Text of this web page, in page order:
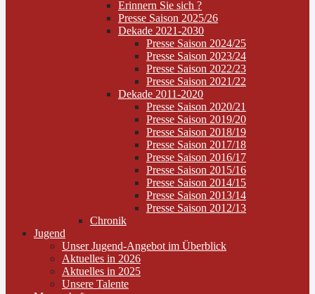
Erinnern Sie sich ?
Presse Saison 2025/26
Dekade 2021-2030
Presse Saison 2024/25
Presse Saison 2023/24
Presse Saison 2022/23
Presse Saison 2021/22
Dekade 2011-2020
Presse Saison 2020/21
Presse Saison 2019/20
Presse Saison 2018/19
Presse Saison 2017/18
Presse Saison 2016/17
Presse Saison 2015/16
Presse Saison 2014/15
Presse Saison 2013/14
Presse Saison 2012/13
Chronik
Jugend
Unser Jugend-Angebot im Überblick
Aktuelles in 2026
Aktuelles in 2025
Unsere Talente